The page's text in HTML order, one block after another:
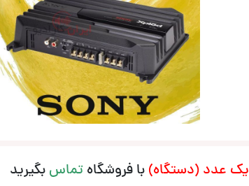
یک عدد (دستگاه)با فروشگاهتماسبگیرید